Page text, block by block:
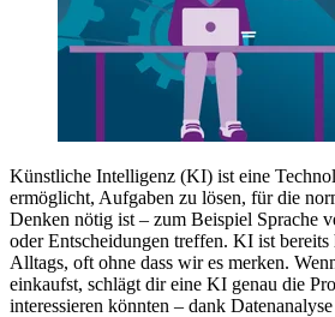
Künstliche Intelligenz (KI) ist eine
ermöglicht, Aufgaben zu lösen, für die
Denken nötig ist – zum Beispiel Sprache
oder Entscheidungen treffen. KI ist bereits
Alltags, oft ohne dass wir es merken.
einkaufst, schlägt dir eine KI genau die
interessieren könnten – dank